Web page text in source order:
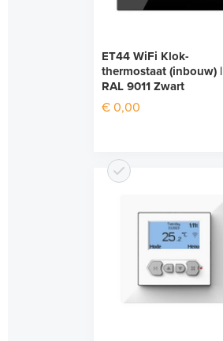
ET44 WiFi Klok-
thermostaat (inbouw) |
RAL 9011 Zwart
€ 0,00